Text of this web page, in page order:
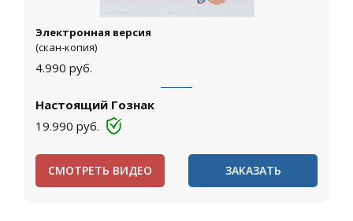
Электронная версия
(скан-копия)
4.990 руб.
Настоящий Гознак
19.990 руб.
СМОТРЕТЬ ВИДЕО ЗАКАЗАТЬ